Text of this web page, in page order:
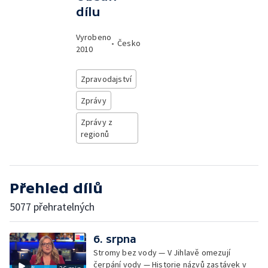
dílu
Vyrobeno
2010
• Česko
Zpravodajství
Zprávy
Zprávy z
regionů
Přehled dílů
5077 přehratelných
6. srpna
Stromy bez vody — V Jihlavě omezují
čerpání vody — Historie názvů zastávek v